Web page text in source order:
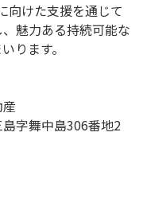
向けた支援を通じて
魅力ある持続可能な
ります。
字舞中島306番地2